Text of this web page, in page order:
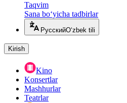
Taqvim
Sana bo‘yicha tadbirlar
РусскийO‘zbek tili
Kirish
Kino
Konsertlar
Mashhurlar
Teatrlar